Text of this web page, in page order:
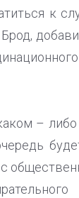
к
–